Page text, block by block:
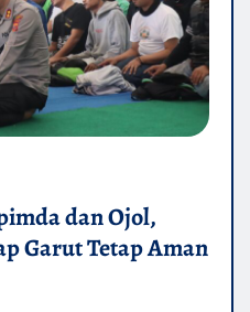
dan Ojol,
Garut Tetap Aman